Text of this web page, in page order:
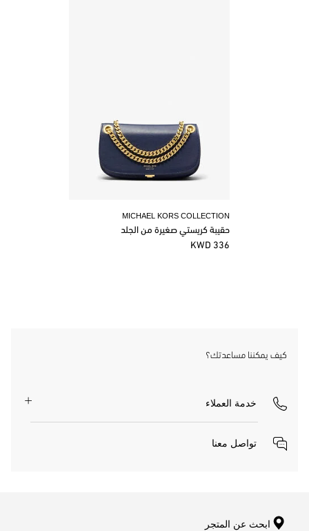
MICHAEL KORS COLLECTION
حقيبة كريستي صغيرة من الجلد
336 KWD
كيف يمكننا مساعدتك؟
خدمة العملاء
تواصل معنا
ابحث عن المتجر